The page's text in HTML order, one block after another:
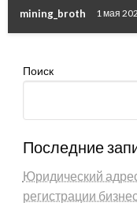
mining_broth 1 мая
Поиск
Последние
Юридический
регистрации